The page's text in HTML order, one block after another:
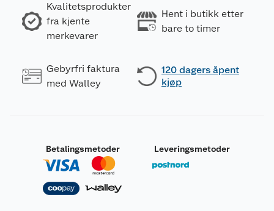
Kvalitetsprodukter
fra kjente
merkevarer
Hent i butikk etter
bare to timer
Gebyrfri faktura
med Walley
120 dagers åpent
kjøp
Betalingsmetoder Leveringsmetoder